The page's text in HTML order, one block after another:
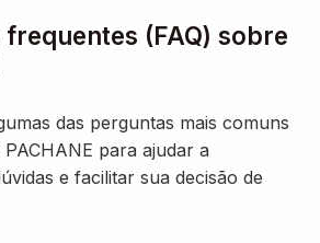
(FAQ) sobre
das perguntas mais comuns
para ajudar a
e facilitar sua decisão de